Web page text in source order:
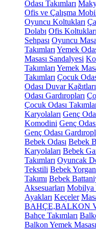
Odası Takımları
Ofis ve Çalışma
Oyuncu Koltukları
Dolabı Ofis
Sehpası Oyuncu
Takımları Yemek
Masası Sandalyesi
Takımları Yemek
Takımları Çocuk
Odası Duvar Kağıtları
Odası Gardıropları
Çocuk Odası
Karyolaları Genç
Komodini Genç
Genç Odası
Bebek Odası Bebek
Karyolaları Bebek
Takımları Oyuncak
Tekstili Bebek
Takımı Bebek
Aksesuarları Mobilya
Ayakları Keçeler
BAHÇE,BALKON
Bahçe Takımları
Balkon Yemek